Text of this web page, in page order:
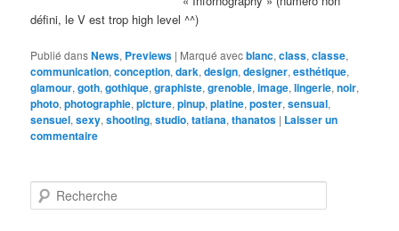
défini, le V est trop high level ^^)
Publié dansNews, Previews | Marqué avecblanc,class,classe,
communication,conception,dark,design,designer,esthétique,
glamour,goth,gothique,graphiste,grenoble,image,lingerie,noir,
photo,photographie,picture,pinup,platine,poster,sensual,
sensuel,sexy,shooting,studio,tatiana,thanatos | Laisser un
commentaire
e